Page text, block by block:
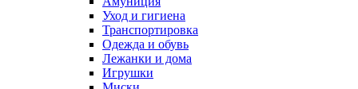
Уход и гигиена
Транспортировка
Одежда и обувь
Лежанки и дома
Игрушки